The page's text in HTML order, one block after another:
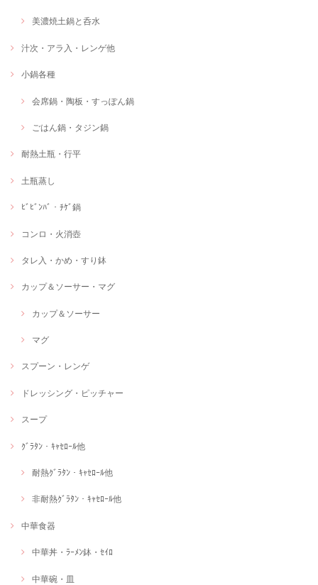
美濃焼土鍋と呑水
汁次・アラ入・レンゲ他
小鍋各種
会席鍋・陶板・すっぽん鍋
ごはん鍋・タジン鍋
耐熱土瓶・行平
土瓶蒸し
ﾋﾞﾋﾞﾝﾊﾞ・ﾁｹﾞ鍋
コンロ・火消壺
タレ入・かめ・すり鉢
カップ＆ソーサー・マグ
カップ＆ソーサー
マグ
スプーン・レンゲ
ドレッシング・ピッチャー
スープ
ｸﾞﾗﾀﾝ・ｷｬｾﾛｰﾙ他
耐熱ｸﾞﾗﾀﾝ・ｷｬｾﾛｰﾙ他
非耐熱ｸﾞﾗﾀﾝ・ｷｬｾﾛｰﾙ他
中華食器
中華丼・ﾗｰﾒﾝ鉢・ｾｲﾛ
中華碗・皿